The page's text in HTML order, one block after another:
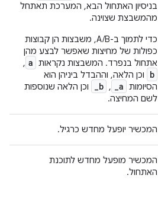
בניסיון האתחול הבא, המערכת תאתחל
מהמשבצת שצוינה.
כדי לתמוך ב-A/B, משבצות הן קבוצות
כפולות של מחיצות שאפשר לבצע מהן
אתחול בנפרד. המשבצות נקראות a
,‏
b
וכן הלאה, וההבדל ביניהן הוא
הסיומות _a
,‏
_b
וכן הלאה שנוספות
לשם המחיצה.
המכשיר יופעל מחדש כרגיל.
המכשיר מופעל מחדש לתוכנת
האתחול.